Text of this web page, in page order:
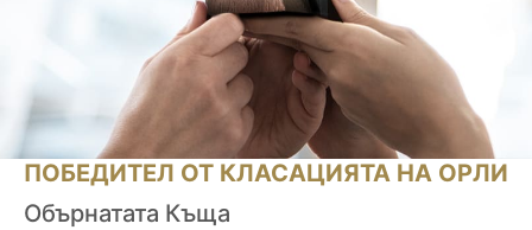
ПОБЕДИТЕЛ ОТ КЛАСАЦИЯТА НА ОРЛИ
Обърнатата Къща